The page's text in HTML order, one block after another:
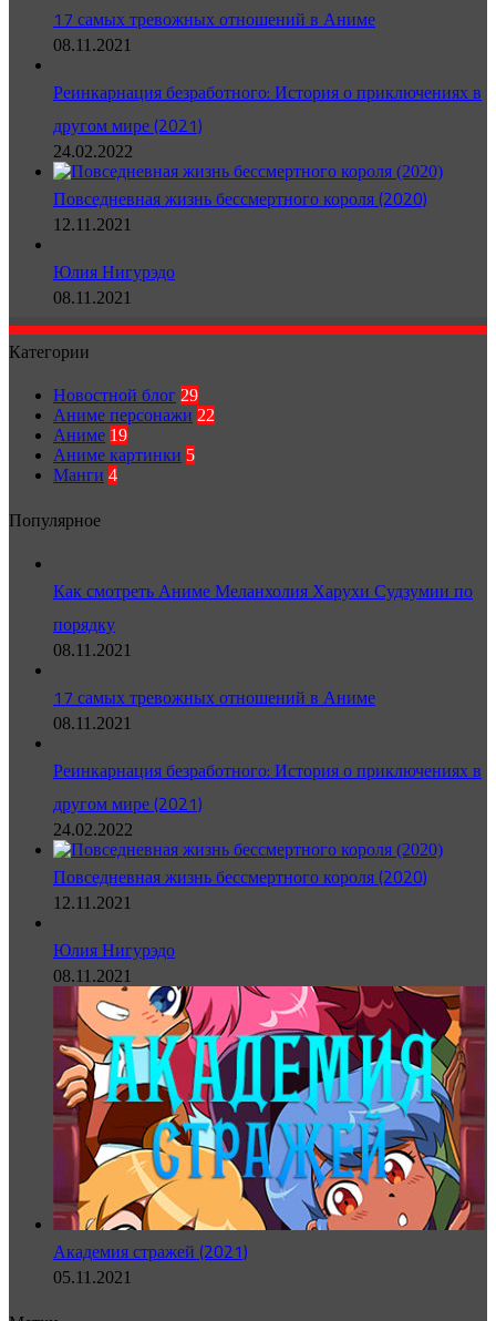
17 самых тревожных отношений в Аниме
08.11.2021
Реинкарнация безработного: История о приключениях в
другом мире (2021)
24.02.2022
Повседневная жизнь бессмертного короля (2020)
12.11.2021
Юлия Нигурэдо
08.11.2021
Категории
Новостной блог 29
Аниме персонажи 22
Аниме 19
Аниме картинки 5
Манги 4
Популярное
Как смотреть Аниме Меланхолия Харухи Судзумии по
порядку
08.11.2021
17 самых тревожных отношений в Аниме
08.11.2021
Реинкарнация безработного: История о приключениях в
другом мире (2021)
24.02.2022
Повседневная жизнь бессмертного короля (2020)
12.11.2021
Юлия Нигурэдо
08.11.2021
Академия стражей (2021)
05.11.2021